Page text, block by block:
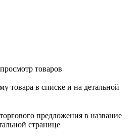
товаров
товара в списке и на детальной
предложения в название
странице